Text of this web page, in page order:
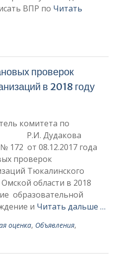
ВПР по Читать
проверок
в 2018 году
комитета по
Дудакова
172 от 08.12.2017 года
проверок
Тюкалинского
области в 2018
образовательной
и Читать дальше …
оценка, Объявления,